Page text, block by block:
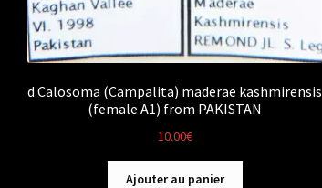
d Calosoma (Campalita) maderae kashmirensis
(female A1) from PAKISTAN
10.00€
Ajouter au panier